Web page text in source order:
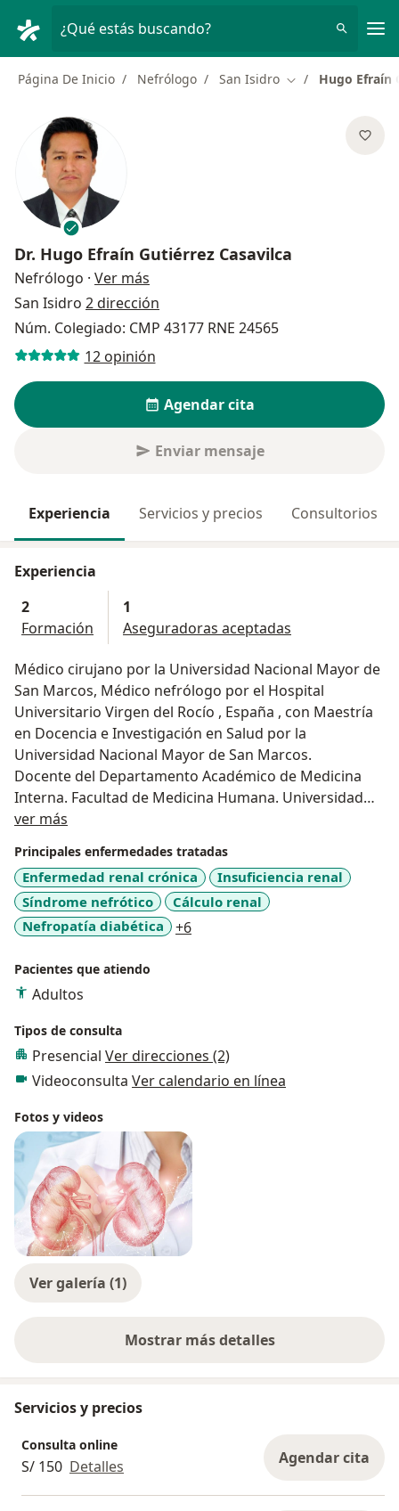
¿Qué estás buscando?
Página De Inicio Nefrólogo San Isidro Cambiar de ciudad
Hugo Efraín
Dr. Hugo Efraín Gutiérrez Casavilca
Nefrólogo · Ver más
San Isidro 2 dirección
Núm. Colegiado: CMP 43177 RNE 24565
12 opinión
Agendar cita
Enviar mensaje
Experiencia Servicios y precios Consultorios
Experiencia
2
Formación
1
Aseguradoras aceptadas
Médico cirujano por la Universidad Nacional Mayor de
San Marcos, Médico nefrólogo por el Hospital
Universitario Virgen del Rocío , España , con Maestría
en Docencia e Investigación en Salud por la
Universidad Nacional Mayor de San Marcos.
Docente del Departamento Académico de Medicina
Interna. Facultad de Medicina Humana. Universidad
Nacional Mayor de San Marcos.
Peritoneal y hemodiálisis.
ver más
Principales enfermedades tratadas
Enfermedad renal crónica
Insuficiencia renal
Síndrome nefrótico
Cálculo renal
Nefropatía diabética
+6a11y_sr_more_diseases
Pacientes que atiendo
Adultos
Tipos de consulta
Presencial Ver direcciones (2)
Videoconsulta Ver calendario en línea
Fotos y videos
Ver galería (1)
Mostrar más detalles
sobre la experiencia
Servicios y precios
Consulta online
S/ 150 Detalles Agendar cita